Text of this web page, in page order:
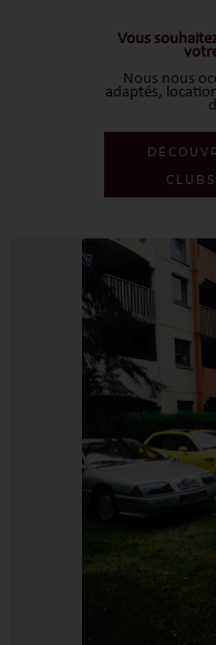
Vous
Nous nous
adaptés,